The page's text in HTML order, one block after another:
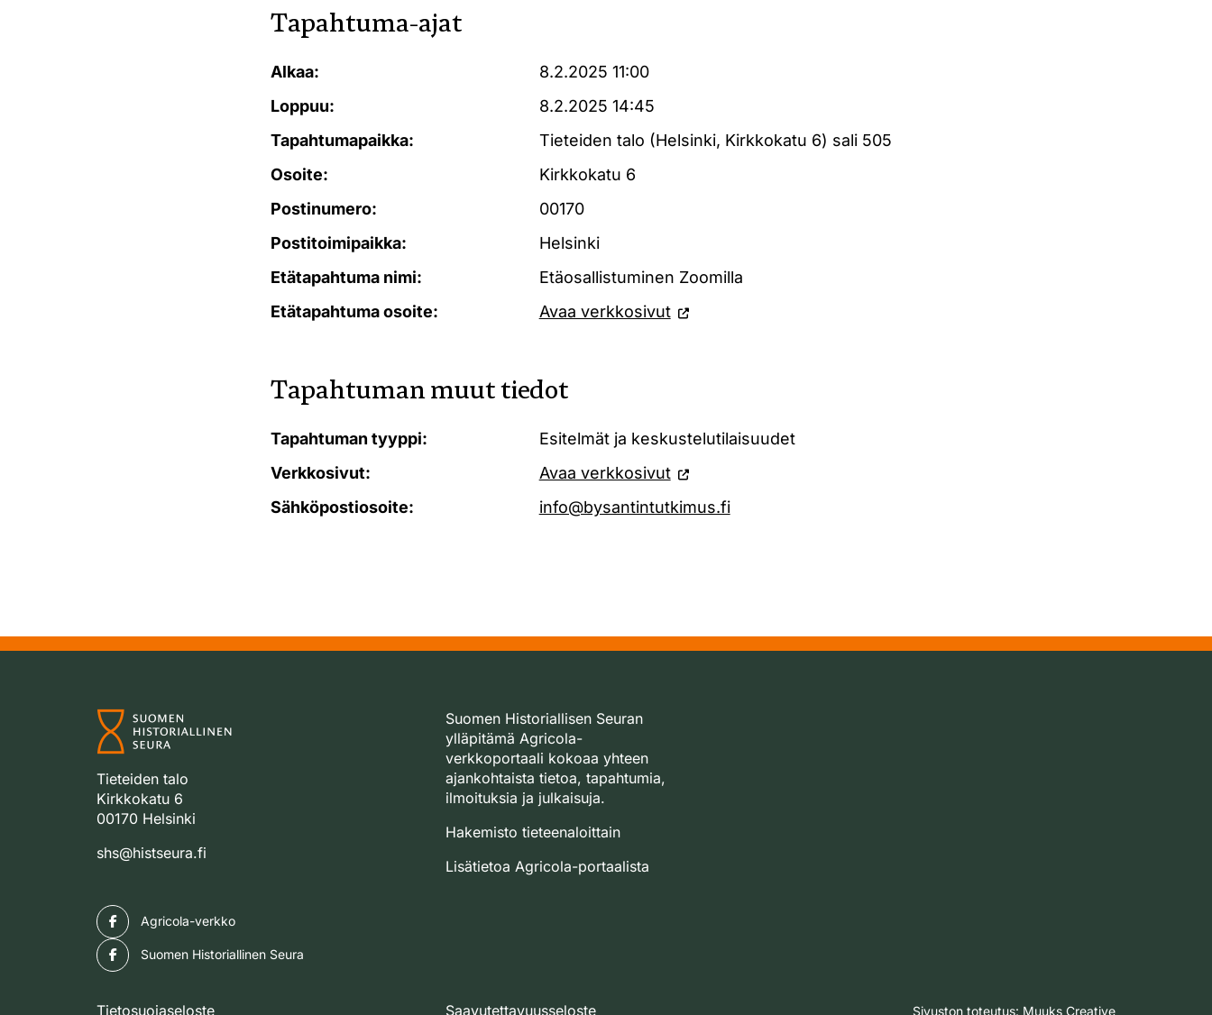
Tapahtuma-ajat
Alkaa:
8.2.2025 11:00
Loppuu:
8.2.2025 14:45
Tapahtumapaikka:
Tieteiden talo (Helsinki, Kirkkokatu 6) sali 505
Osoite:
Kirkkokatu 6
Postinumero:
00170
Postitoimipaikka:
Helsinki
Etätapahtuma nimi:
Etäosallistuminen Zoomilla
Etätapahtuma osoite:
Avaa verkkosivut
Tapahtuman muut tiedot
Tapahtuman tyyppi:
Esitelmät ja keskustelutilaisuudet
Verkkosivut:
Avaa verkkosivut
Sähköpostiosoite:
info@bysantintutkimus.fi
Tieteiden talo
Kirkkokatu 6
00170 Helsinki
shs@histseura.fi
Suomen Historiallisen Seuran
ylläpitämä Agricola-
verkkoportaali kokoaa yhteen
ajankohtaista tietoa, tapahtumia,
ilmoituksia ja julkaisuja.
Hakemisto tieteenaloittain
Lisätietoa Agricola-portaalista
Agricola-verkko
Suomen Historiallinen Seura
Tietosuojaseloste Saavutettavuusseloste Sivuston toteutus: Muuks Creative